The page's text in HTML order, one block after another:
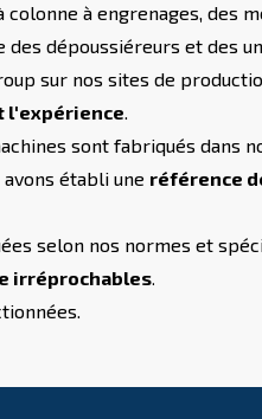
à engrenages, des
dépoussiéreurs et des
sur nos sites de
l'expérience.
sont fabriqués dans
établi une référence
selon nos normes et
irréprochables.